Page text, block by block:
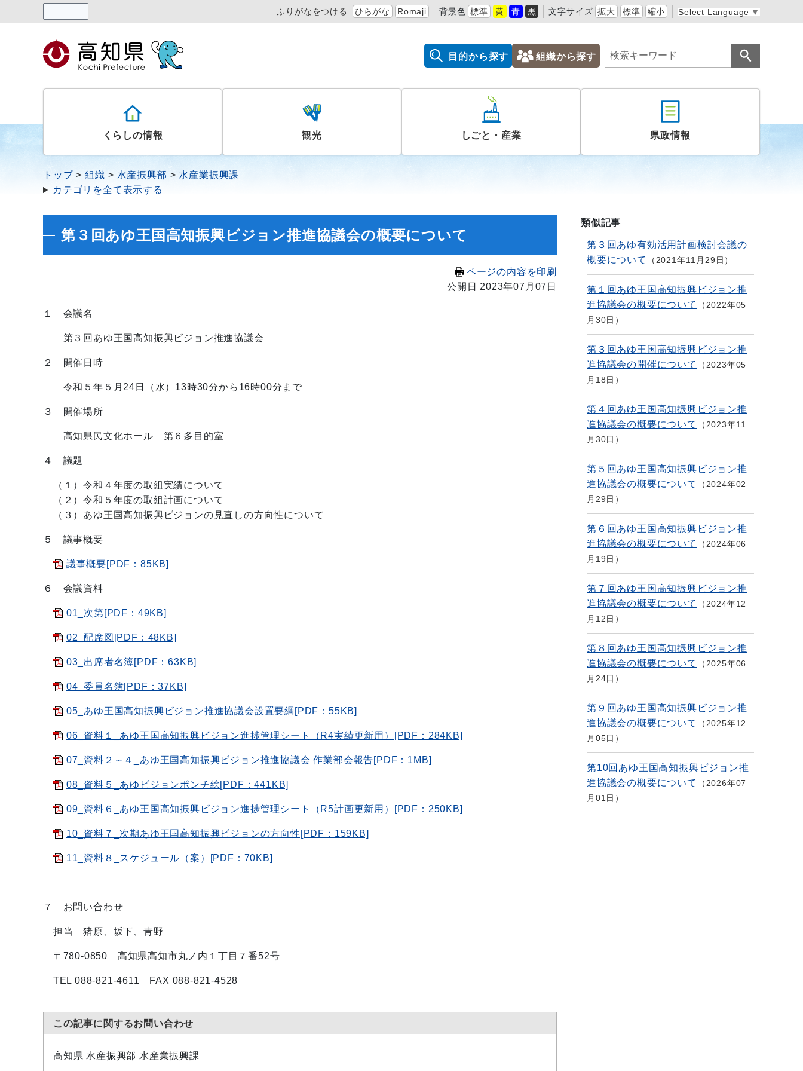
ふりがなをつける ひらがな Romaji 背景色 標準 黄 青 黒 文字サイズ 拡大 標準 縮小 Select Language ▼
目的から探す 組織から探す
くらしの情報 観光 しごと・産業 県政情報
トップ 組織 水産振興部
水産業振興課
カテゴリを全て表示する
第３回あゆ王国高知振興ビジョン推進協議会の概要について
ページの内容を印刷
公開日 2023年07月07日
１ 会議名
第３回あゆ王国高知振興ビジョン推進協議会
２ 開催日時
令和５年５月24日（水）13時30分から16時00分まで
３ 開催場所
高知県民文化ホール 第６多目的室
４ 議題
（１）令和４年度の取組実績について
（２）令和５年度の取組計画について
（３）あゆ王国高知振興ビジョンの見直しの方向性について
５ 議事概要
議事概要[PDF：85KB]
６ 会議資料
01_次第[PDF：49KB]
02_配席図[PDF：48KB]
03_出席者名簿[PDF：63KB]
04_委員名簿[PDF：37KB]
05_あゆ王国高知振興ビジョン推進協議会設置要綱[PDF：55KB]
06_資料１_あゆ王国高知振興ビジョン進捗管理シート（R4実績更新用）[PDF：284KB]
07_資料２～４_あゆ王国高知振興ビジョン推進協議会 作業部会報告[PDF：1MB]
08_資料５_あゆビジョンポンチ絵[PDF：441KB]
09_資料６_あゆ王国高知振興ビジョン進捗管理シート（R5計画更新用）[PDF：250KB]
10_資料７_次期あゆ王国高知振興ビジョンの方向性[PDF：159KB]
11_資料８_スケジュール（案）[PDF：70KB]
７ お問い合わせ
担当 猪原、坂下、青野
〒780-0850 高知県高知市丸ノ内１丁目７番52号
TEL 088-821-4611 FAX 088-821-4528
この記事に関するお問い合わせ
高知県 水産振興部 水産業振興課
類似記事
第３回あゆ有効活用計画検討会議の
概要について
2021年11月29日
第１回あゆ王国高知振興ビジョン推
進協議会の概要について
2022年05
月30日
第３回あゆ王国高知振興ビジョン推
進協議会の開催について
2023年05
月18日
第４回あゆ王国高知振興ビジョン推
進協議会の概要について
2023年11
月30日
第５回あゆ王国高知振興ビジョン推
進協議会の概要について
2024年02
月29日
第６回あゆ王国高知振興ビジョン推
進協議会の概要について
2024年06
月19日
第７回あゆ王国高知振興ビジョン推
進協議会の概要について
2024年12
月12日
第８回あゆ王国高知振興ビジョン推
進協議会の概要について
2025年06
月24日
第９回あゆ王国高知振興ビジョン推
進協議会の概要について
2025年12
月05日
第10回あゆ王国高知振興ビジョン推
進協議会の概要について
2026年07
月01日